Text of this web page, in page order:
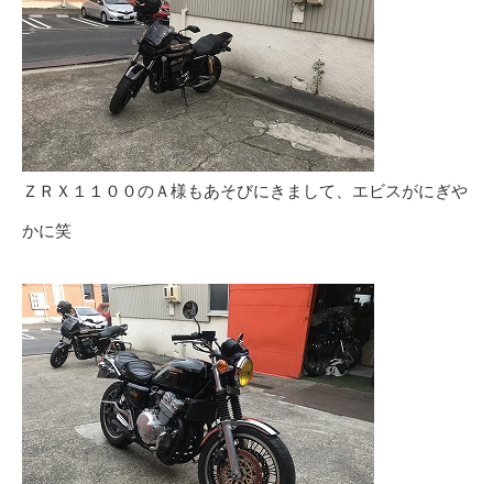
ＺＲＸ１１００のＡ様もあそびにきまして、エビスがにぎや
かに笑